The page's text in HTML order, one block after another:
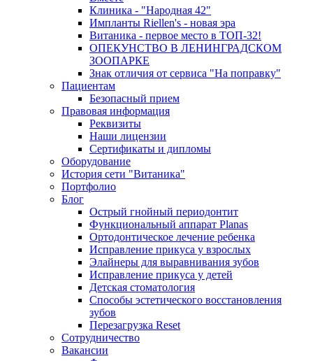
Клиника - "Народная 42"
Импланты Riellen's - новая эра
Витаника - первое место в ТОП-32!
ОПЕКУНСТВО В ЛЕНИНГРАДСКОМ
ЗООПАРКЕ
Знак отличия от сервиса "На поправку"
Пациентам
Безопасный прием
Правовая информация
Реквизиты
Наши лицензии
Сертификаты и дипломы
Оборудование
История сети "Витаника"
Портфолио
Блог
Острый гнойный периодонтит
Функциональный аппарат Planas
Ортодонтическое лечение ребенка
Исправление прикуса у взрослых
Элайнеры для выравнивания зубов
Исправление прикуса у детей
Детская стоматология
Способы эстетического восстановления
зубов
Перезагрузка Reset
Сотрудничество
Вакансии